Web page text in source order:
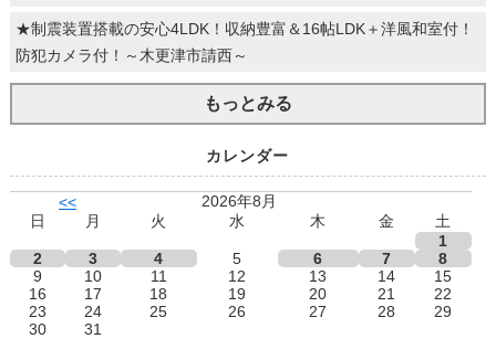
★制震装置搭載の安心4LDK！収納豊富＆16帖LDK＋洋風和室付！
防犯カメラ付！～木更津市請西～
もっとみる
カレンダー
<<
2026年8月
日
月 火 水 木 金
土
1
2
3 4 5 6 7
8
9
10 11 12 13 14
15
16
17 18 19 20 21
22
23
24 25 26 27 28
29
30
31